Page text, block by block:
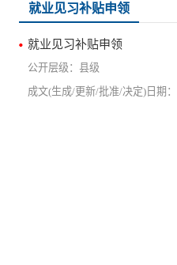
就业见习补贴申领
就业见习补贴申领
县级